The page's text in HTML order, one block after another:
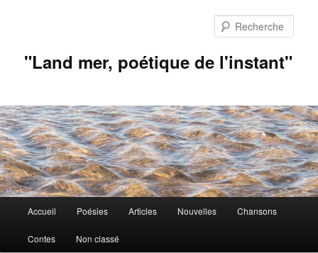
"Land mer, poétique de l'instant"
principal
Accueil Poésies Articles Nouvelles Chansons
Contes Non classé